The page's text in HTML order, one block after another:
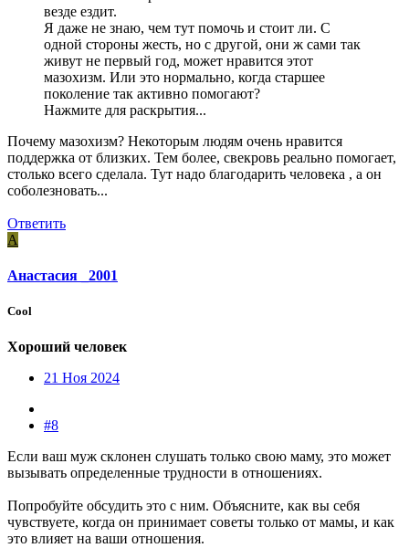
везде ездит.
Я даже не знаю, чем тут помочь и стоит ли. С
одной стороны жесть, но с другой, они ж сами так
живут не первый год, может нравится этот
мазохизм. Или это нормально, когда старшее
поколение так активно помогают?
Нажмите для раскрытия...
Почему мазохизм? Некоторым людям очень нравится
поддержка от близких. Тем более, свекровь реально помогает,
столько всего сделала. Тут надо благодарить человека , а он
соболезновать...
Ответить
А
Анастасия _2001
Cool
Хороший человек
21 Ноя 2024
#8
Если ваш муж склонен слушать только свою маму, это может
вызывать определенные трудности в отношениях.
Попробуйте обсудить это с ним. Объясните, как вы себя
чувствуете, когда он принимает советы только от мамы, и как
это влияет на ваши отношения.